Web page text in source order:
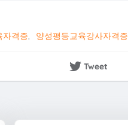
자격증 양성평등교육강사자격증
Tweet